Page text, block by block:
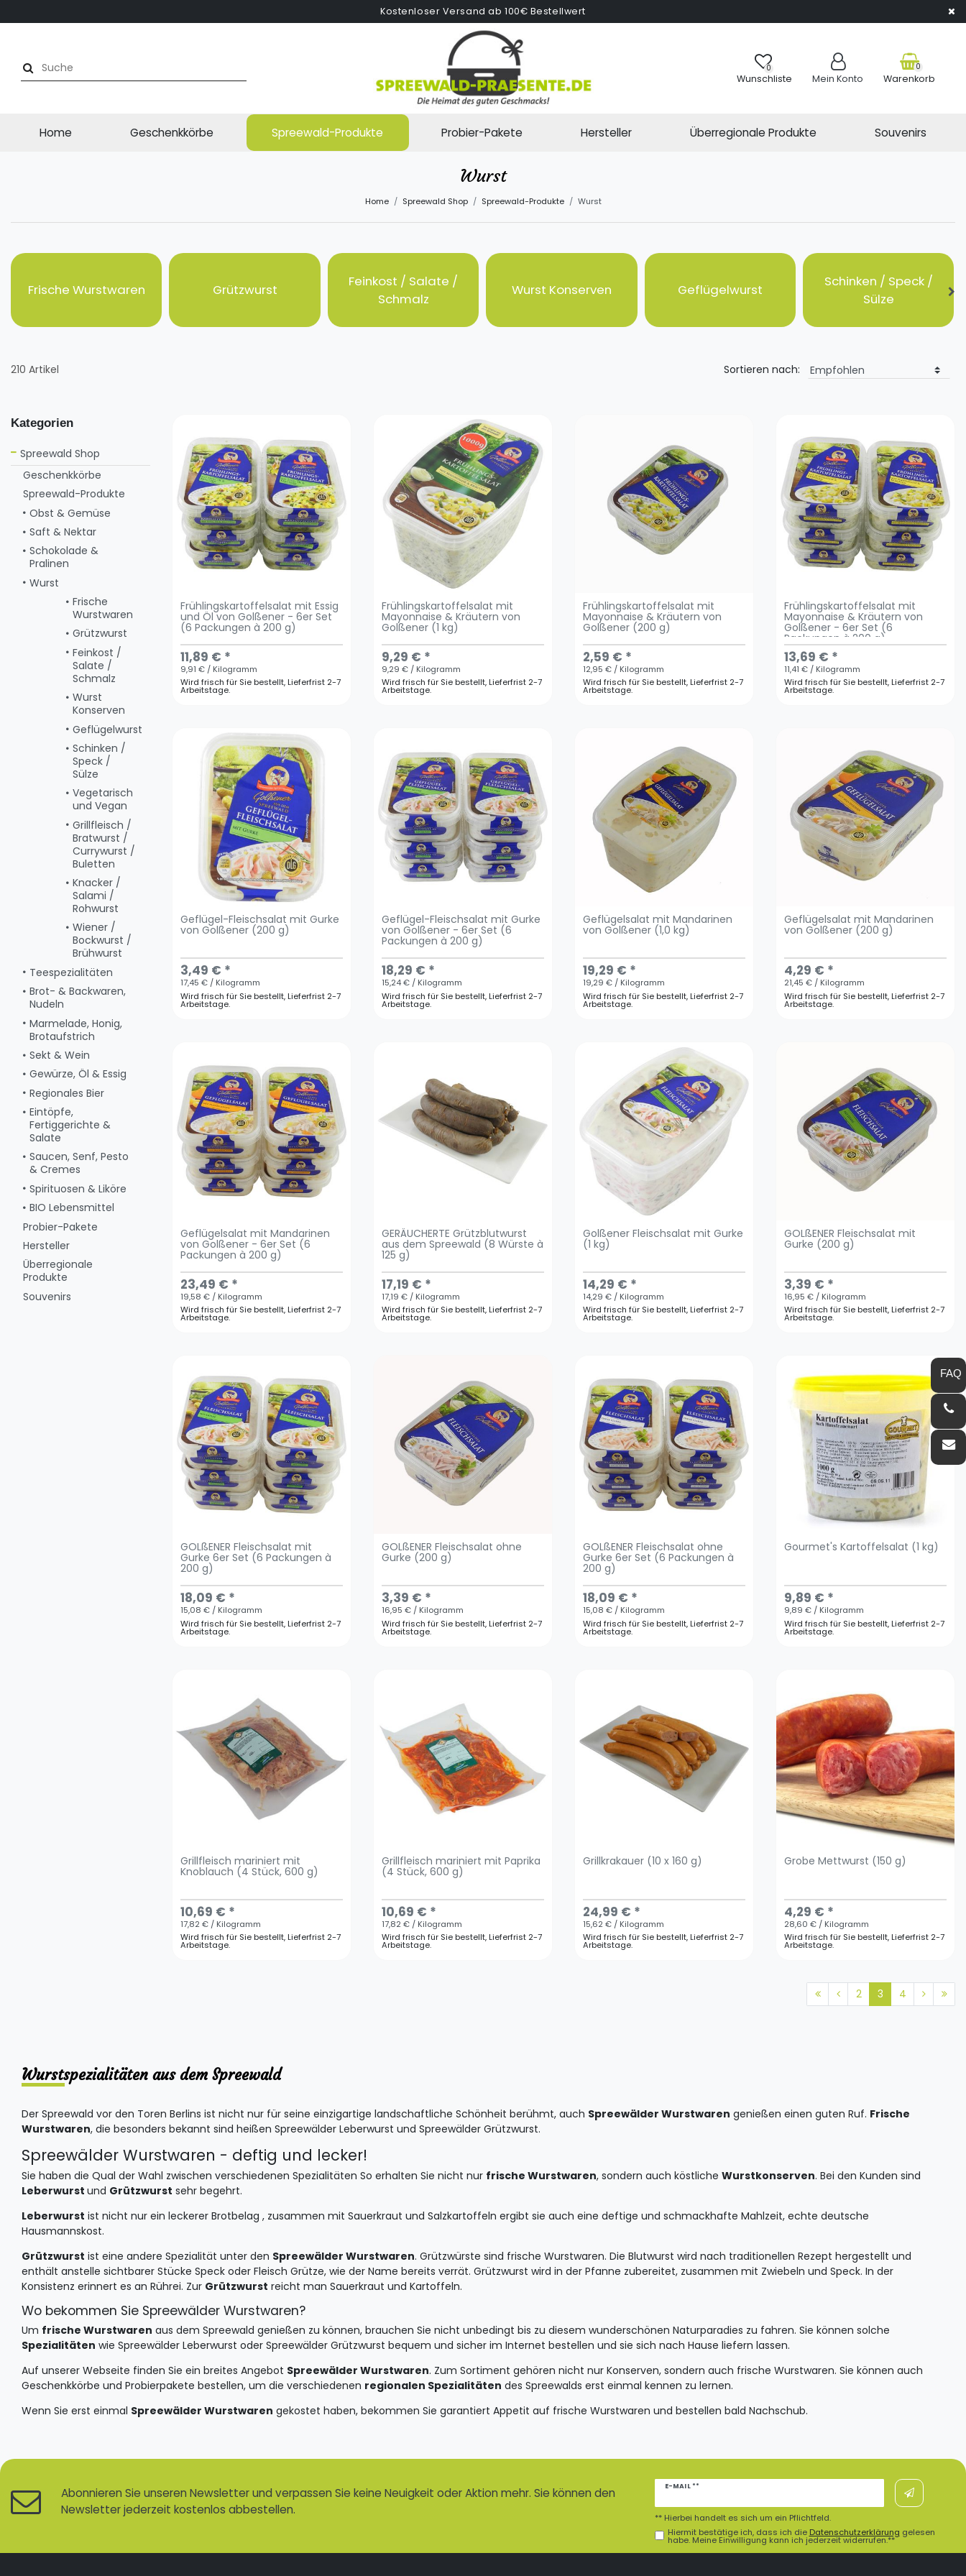
Kostenloser Versand ab 100€ Bestellwert
0
Wunschliste Mein Konto
0
Warenkorb
Home Geschenkkörbe Spreewald-Produkte Probier-Pakete Hersteller Überregionale Produkte Souvenirs
Wurst
Home Spreewald Shop Spreewald-Produkte Wurst
Frische Wurstwaren Grützwurst
Feinkost / Salate /
Schmalz
Wurst Konserven Geflügelwurst
Schinken / Speck /
Sülze
210 Artikel Sortieren nach:
Kategorien
Spreewald Shop
Geschenkkörbe
Spreewald-Produkte
Obst & Gemüse
Saft & Nektar
Schokolade &
Pralinen
Wurst
Frische
Wurstwaren
Grützwurst
Feinkost /
Salate /
Schmalz
Wurst
Konserven
Geflügelwurst
Schinken /
Speck /
Sülze
Vegetarisch
und Vegan
Grillfleisch /
Bratwurst /
Currywurst /
Buletten
Knacker /
Salami /
Rohwurst
Wiener /
Bockwurst /
Brühwurst
Teespezialitäten
Brot- & Backwaren,
Nudeln
Marmelade, Honig,
Brotaufstrich
Sekt & Wein
Gewürze, Öl & Essig
Regionales Bier
Eintöpfe,
Fertiggerichte &
Salate
Saucen, Senf, Pesto
& Cremes
Spirituosen & Liköre
BIO Lebensmittel
Probier-Pakete
Hersteller
Überregionale
Produkte
Souvenirs
Frühlingskartoffelsalat mit Essig
und Öl von Golßener - 6er Set
(6 Packungen à 200 g)
11,89 € *
9,91 € / Kilogramm
Wird frisch für Sie bestellt, Lieferfrist 2-7
Arbeitstage.
Frühlingskartoffelsalat mit
Mayonnaise & Kräutern von
Golßener (1 kg)
9,29 € *
9,29 € / Kilogramm
Wird frisch für Sie bestellt, Lieferfrist 2-7
Arbeitstage.
Frühlingskartoffelsalat mit
Mayonnaise & Kräutern von
Golßener (200 g)
2,59 € *
12,95 € / Kilogramm
Wird frisch für Sie bestellt, Lieferfrist 2-7
Arbeitstage.
Frühlingskartoffelsalat mit
Mayonnaise & Kräutern von
Golßener - 6er Set (6
Packungen à 200 g)
13,69 € *
11,41 € / Kilogramm
Wird frisch für Sie bestellt, Lieferfrist 2-7
Arbeitstage.
Geflügel-Fleischsalat mit Gurke
von Golßener (200 g)
3,49 € *
17,45 € / Kilogramm
Wird frisch für Sie bestellt, Lieferfrist 2-7
Arbeitstage.
Geflügel-Fleischsalat mit Gurke
von Golßener - 6er Set (6
Packungen à 200 g)
18,29 € *
15,24 € / Kilogramm
Wird frisch für Sie bestellt, Lieferfrist 2-7
Arbeitstage.
Geflügelsalat mit Mandarinen
von Golßener (1,0 kg)
19,29 € *
19,29 € / Kilogramm
Wird frisch für Sie bestellt, Lieferfrist 2-7
Arbeitstage.
Geflügelsalat mit Mandarinen
von Golßener (200 g)
4,29 € *
21,45 € / Kilogramm
Wird frisch für Sie bestellt, Lieferfrist 2-7
Arbeitstage.
Geflügelsalat mit Mandarinen
von Golßener - 6er Set (6
Packungen à 200 g)
23,49 € *
19,58 € / Kilogramm
Wird frisch für Sie bestellt, Lieferfrist 2-7
Arbeitstage.
GERÄUCHERTE Grützblutwurst
aus dem Spreewald (8 Würste à
125 g)
17,19 € *
17,19 € / Kilogramm
Wird frisch für Sie bestellt, Lieferfrist 2-7
Arbeitstage.
Golßener Fleischsalat mit Gurke
(1 kg)
14,29 € *
14,29 € / Kilogramm
Wird frisch für Sie bestellt, Lieferfrist 2-7
Arbeitstage.
GOLßENER Fleischsalat mit
Gurke (200 g)
3,39 € *
16,95 € / Kilogramm
Wird frisch für Sie bestellt, Lieferfrist 2-7
Arbeitstage.
GOLßENER Fleischsalat mit
Gurke 6er Set (6 Packungen à
200 g)
18,09 € *
15,08 € / Kilogramm
Wird frisch für Sie bestellt, Lieferfrist 2-7
Arbeitstage.
GOLßENER Fleischsalat ohne
Gurke (200 g)
3,39 € *
16,95 € / Kilogramm
Wird frisch für Sie bestellt, Lieferfrist 2-7
Arbeitstage.
GOLßENER Fleischsalat ohne
Gurke 6er Set (6 Packungen à
200 g)
18,09 € *
15,08 € / Kilogramm
Wird frisch für Sie bestellt, Lieferfrist 2-7
Arbeitstage.
Gourmet's Kartoffelsalat (1 kg)
9,89 € *
9,89 € / Kilogramm
Wird frisch für Sie bestellt, Lieferfrist 2-7
Arbeitstage.
Grillfleisch mariniert mit
Knoblauch (4 Stück, 600 g)
10,69 € *
17,82 € / Kilogramm
Wird frisch für Sie bestellt, Lieferfrist 2-7
Arbeitstage.
Grillfleisch mariniert mit Paprika
(4 Stück, 600 g)
10,69 € *
17,82 € / Kilogramm
Wird frisch für Sie bestellt, Lieferfrist 2-7
Arbeitstage.
Grillkrakauer (10 x 160 g)
24,99 € *
15,62 € / Kilogramm
Wird frisch für Sie bestellt, Lieferfrist 2-7
Arbeitstage.
Grobe Mettwurst (150 g)
4,29 € *
28,60 € / Kilogramm
Wird frisch für Sie bestellt, Lieferfrist 2-7
Arbeitstage.
2 3 4
Wurstspezialitäten aus dem Spreewald
Der Spreewald vor den Toren Berlins ist nicht nur für seine einzigartige landschaftliche Schönheit berühmt, auch Spreewälder Wurstwaren genießen einen guten Ruf. Frische
Wurstwaren, die besonders bekannt sind heißen Spreewälder Leberwurst und Spreewälder Grützwurst.
Spreewälder Wurstwaren - deftig und lecker!
Sie haben die Qual der Wahl zwischen verschiedenen Spezialitäten So erhalten Sie nicht nur frische Wurstwaren, sondern auch köstliche Wurstkonserven. Bei den Kunden sind
Leberwurst und Grützwurst sehr begehrt.
Leberwurst ist nicht nur ein leckerer Brotbelag , zusammen mit Sauerkraut und Salzkartoffeln ergibt sie auch eine deftige und schmackhafte Mahlzeit, echte deutsche
Hausmannskost.
Grützwurst ist eine andere Spezialität unter den Spreewälder Wurstwaren. Grützwürste sind frische Wurstwaren. Die Blutwurst wird nach traditionellen Rezept hergestellt und
enthält anstelle sichtbarer Stücke Speck oder Fleisch Grütze, wie der Name bereits verrät. Grützwurst wird in der Pfanne zubereitet, zusammen mit Zwiebeln und Speck. In der
Konsistenz erinnert es an Rührei. Zur Grützwurst reicht man Sauerkraut und Kartoffeln.
Wo bekommen Sie Spreewälder Wurstwaren?
Um frische Wurstwaren aus dem Spreewald genießen zu können, brauchen Sie nicht unbedingt bis zu diesem wunderschönen Naturparadies zu fahren. Sie können solche
Spezialitäten wie Spreewälder Leberwurst oder Spreewälder Grützwurst bequem und sicher im Internet bestellen und sie sich nach Hause liefern lassen.
Auf unserer Webseite finden Sie ein breites Angebot Spreewälder Wurstwaren. Zum Sortiment gehören nicht nur Konserven, sondern auch frische Wurstwaren. Sie können auch
Geschenkkörbe und Probierpakete bestellen, um die verschiedenen regionalen Spezialitäten des Spreewalds erst einmal kennen zu lernen.
Wenn Sie erst einmal Spreewälder Wurstwaren gekostet haben, bekommen Sie garantiert Appetit auf frische Wurstwaren und bestellen bald Nachschub.
Abonnieren Sie unseren Newsletter und verpassen Sie keine Neuigkeit oder Aktion mehr. Sie können den
Newsletter jederzeit kostenlos abbestellen.
E-MAIL **
Newsletter
Hiermit bestätige ich, dass ich die Daten­schutz­erklärung gelesen
habe. Meine Einwilligung kann ich jederzeit widerrufen.**
** Hierbei handelt es sich um ein Pflichtfeld.